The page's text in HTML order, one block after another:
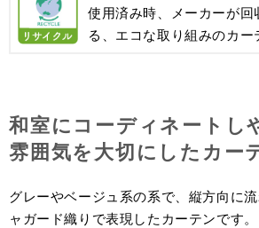
使用済み時、メーカーが回
る、エコな取り組みのカー
和室にコーディネートし
雰囲気を大切にしたカー
グレーやベージュ系の系で、縦方向に
ャガード織りで表現したカーテンです。